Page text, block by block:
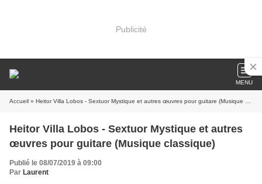
Publicité
MENU
Accueil » Heitor Villa Lobos - Sextuor Mystique et autres œuvres pour guitare (Musique classique)
Heitor Villa Lobos - Sextuor Mystique et autres
œuvres pour guitare (Musique classique)
Publié le 08/07/2019 à 09:00
Par Laurent